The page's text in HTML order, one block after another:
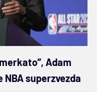
Adam
superzvezda